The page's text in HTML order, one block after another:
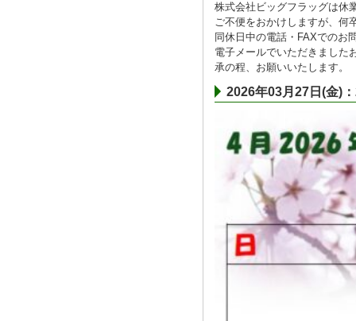
株式会社ビッグフラッグは休
ご不便をおかけしますが、何
同休日中の電話・FAXでのお
電子メールでいただきました
承の程、お願いいたします。
2026年03月27日(金)